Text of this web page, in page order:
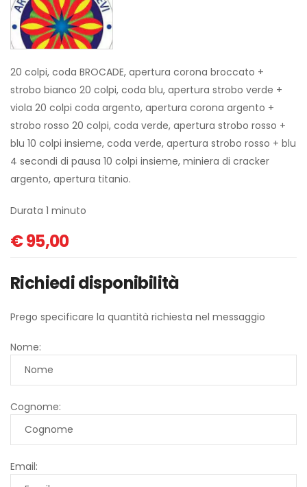
20 colpi, coda BROCADE, apertura corona broccato +
strobo bianco 20 colpi, coda blu, apertura strobo verde +
viola 20 colpi coda argento, apertura corona argento +
strobo rosso 20 colpi, coda verde, apertura strobo rosso +
blu 10 colpi insieme, coda verde, apertura strobo rosso + blu
4 secondi di pausa 10 colpi insieme, miniera di cracker
argento, apertura titanio.
Durata 1 minuto
€95,00
Richiedi disponibilità
Prego specificare la quantità richiesta nel messaggio
Nome:
Cognome:
Email: